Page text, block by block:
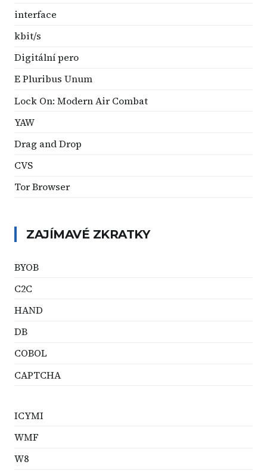
interface
kbit/s
Digitální pero
E Pluribus Unum
Lock On: Modern Air Combat
YAW
Drag and Drop
CVS
Tor Browser
ZAJÍMAVÉ ZKRATKY
BYOB
C2C
HAND
DB
COBOL
CAPTCHA
ICYMI
WMF
W8